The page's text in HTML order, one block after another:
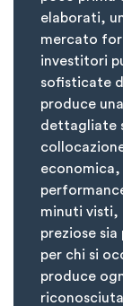
elaborati,
mercato
investitori
sofisticate
produce
dettagliate
economica,
minuti visti,
preziose
per chi si
produce